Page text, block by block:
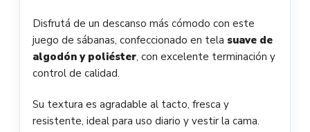
Disfrutá de un descanso más cómodo con este
juego de sábanas, confeccionado en tela suave de
algodón y poliéster, con excelente terminación y
control de calidad.
Su textura es agradable al tacto, fresca y
resistente, ideal para uso diario y vestir la cama.